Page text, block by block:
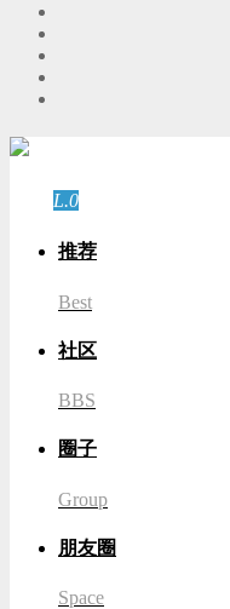
L.0
推荐
Best
社区
BBS
圈子
Group
朋友圈
Space